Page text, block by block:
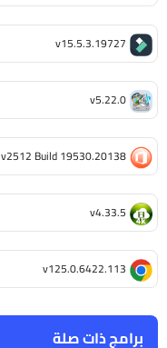
برامج ذات صلة
v15.5.3.19727
v5.22.0
v2512 Build 19530.20138
v4.33.5
v125.0.6422.113